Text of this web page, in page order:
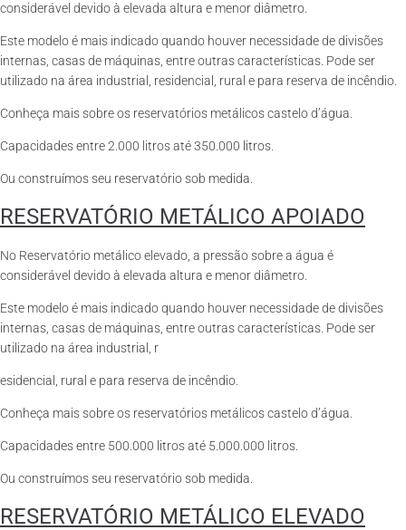
considerável devido à elevada altura e menor diâmetro.
Este modelo é mais indicado quando houver necessidade de divisões
internas, casas de máquinas, entre outras características. Pode ser
utilizado na área industrial, residencial, rural e para reserva de incêndio.
Conheça mais sobre os reservatórios metálicos castelo d’água.
Capacidades entre 2.000 litros até 350.000 litros.
Ou construímos seu reservatório sob medida.
RESERVATÓRIO METÁLICO APOIADO
No Reservatório metálico elevado, a pressão sobre a água é
considerável devido à elevada altura e menor diâmetro.
Este modelo é mais indicado quando houver necessidade de divisões
internas, casas de máquinas, entre outras características. Pode ser
utilizado na área industrial, r
esidencial, rural e para reserva de incêndio.
Conheça mais sobre os reservatórios metálicos castelo d’água.
Capacidades entre 500.000 litros até 5.000.000 litros.
Ou construímos seu reservatório sob medida.
RESERVATÓRIO METÁLICO ELEVADO